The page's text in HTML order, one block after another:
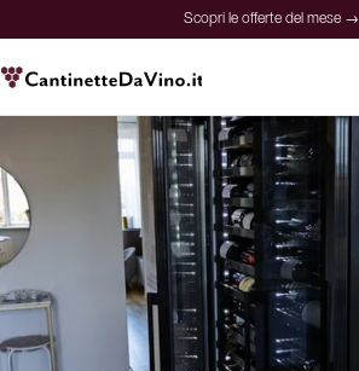
Scopri le offerte del mese →